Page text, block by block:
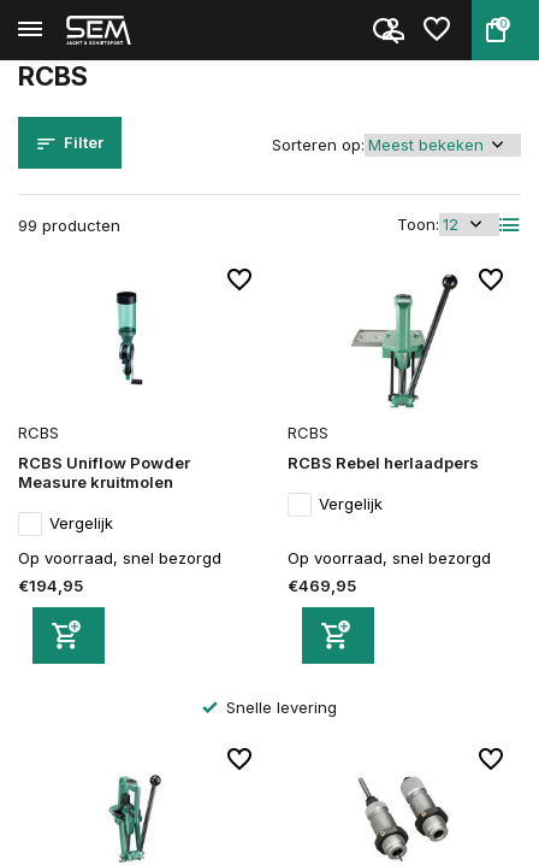
0
Terug Home
RCBS
Filter
99 producten Toon:
Sorteren op:
RCBS
RCBS Uniflow Powder
Measure kruitmolen
Vergelijk
Op voorraad, snel bezorgd
€194,95
RCBS
RCBS Rebel herlaadpers
Vergelijk
Op voorraad, snel bezorgd
€469,95
Snelle levering